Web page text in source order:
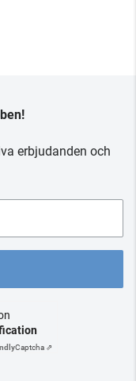
erbjudanden och
Captcha ⇗